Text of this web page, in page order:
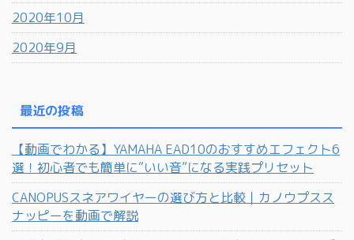
2020年10月
2020年9月
最近の投稿
【動画でわかる】YAMAHA EAD10のおすすめエフェクト6
選！初心者でも簡単に“いい音”になる実践プリセット
CANOPUSスネアワイヤーの選び方と比較｜カノウプスス
ナッピーを動画で解説